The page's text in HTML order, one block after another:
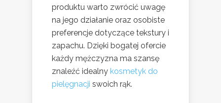
produktu warto zwrócić uwagę
na jego działanie oraz osobiste
preferencje dotyczące tekstury i
zapachu. Dzięki bogatej ofercie
każdy mężczyzna ma szansę
znaleźć idealny kosmetyk do
pielęgnacji swoich rąk.